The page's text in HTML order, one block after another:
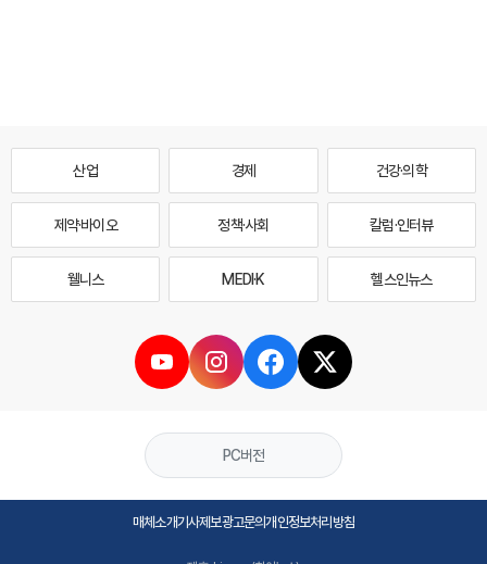
산업 경제 건강·의학
제약·바이오 정책·사회 칼럼·인터뷰
웰니스 MEDI·K 헬스인뉴스
PC버전
매체소개기사제보광고문의개인정보처리방침